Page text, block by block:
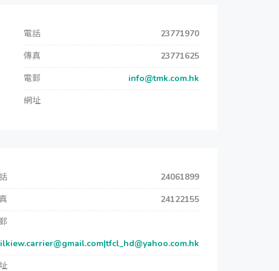
電話
23771970
傳真
23771625
電郵
info@tmk.com.hk
網址
24061899
24122155